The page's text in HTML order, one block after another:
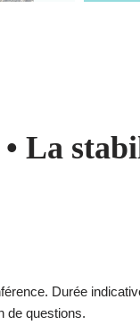
La
Durée
de questions.